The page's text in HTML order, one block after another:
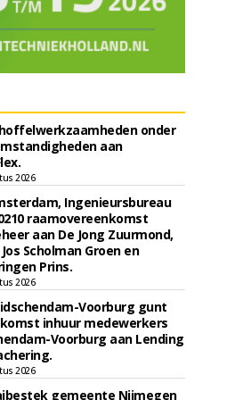
onder
aan
2026
Ingenieursbureau
raamovereenkomst
aan De Jong Zuurmond,
Scholman Groen en
Prins.
2026
Voorburg gunt
inhuur medewerkers
Voorburg aan Lending
2026
gemeente Nijmegen